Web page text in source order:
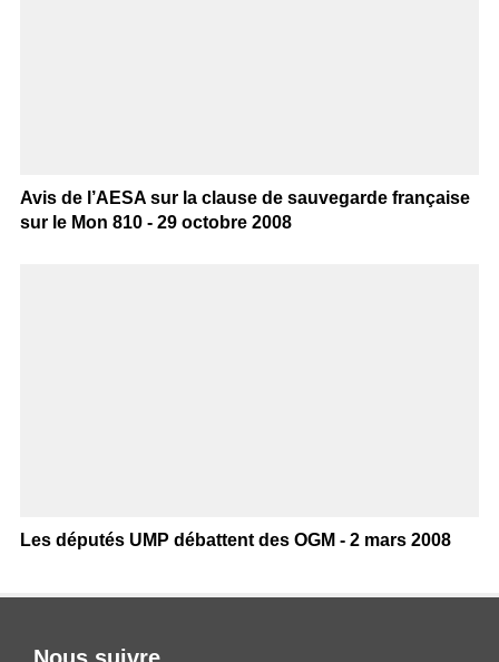
Avis de l’AESA sur la clause de sauvegarde française
sur le Mon 810 - 29 octobre 2008
Les députés UMP débattent des OGM - 2 mars 2008